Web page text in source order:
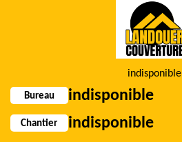
indisponible
Bureau indisponible
Chantier indisponible